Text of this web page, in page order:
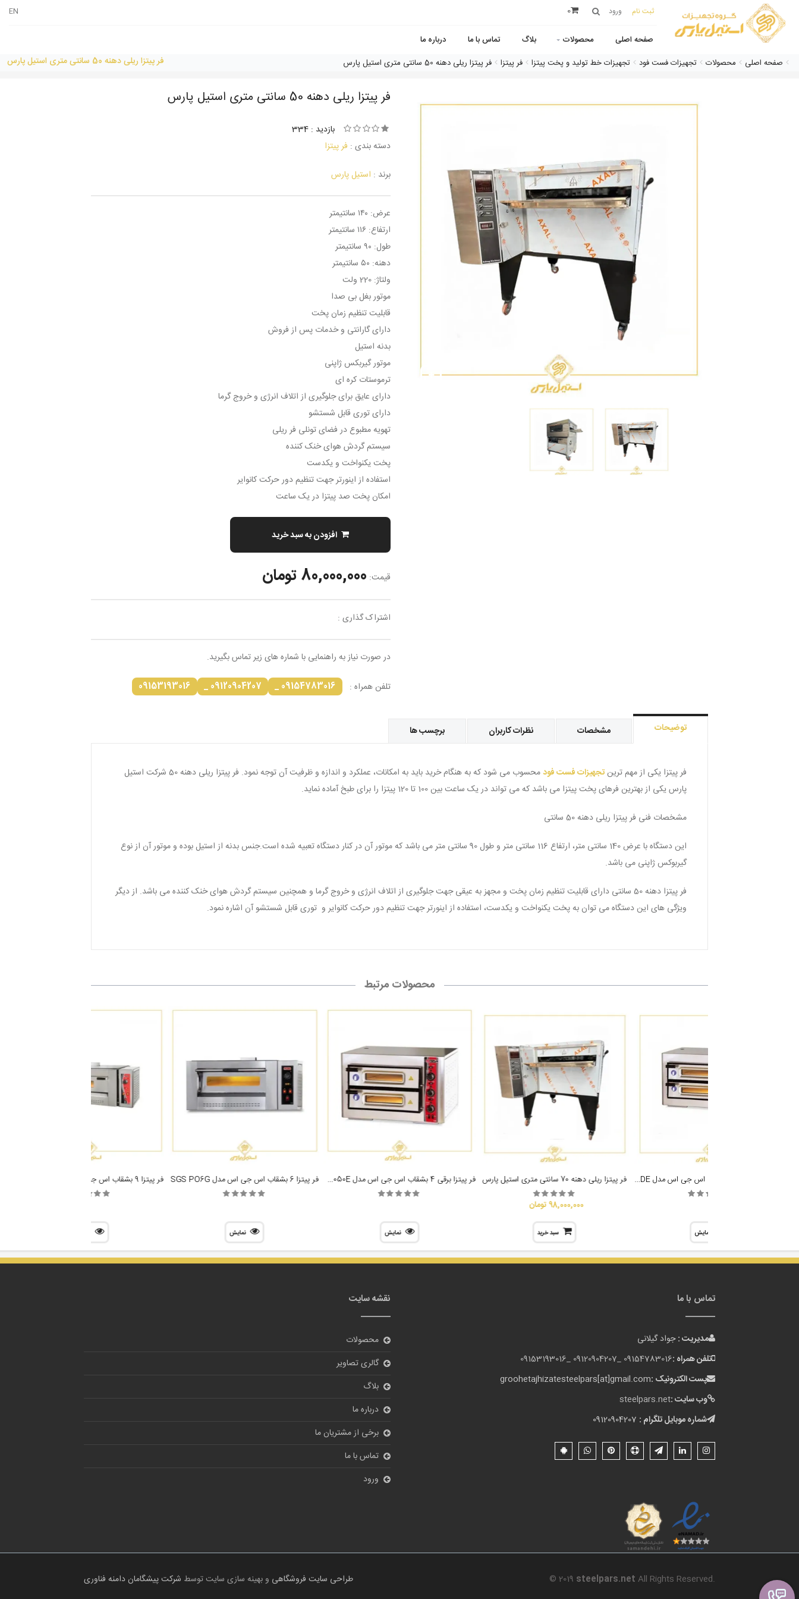
ثبت نام ورود 0
EN
صفحه اصلی محصولات بلاگ تماس با ما
درباره ما
صفحه اصلی
محصولات تجهیزات فست فود تجهیزات خط تولید و پخت پیتزا فر پیتزا فر پیتزا ریلی دهنه 50 سانتی متری استیل پارس فر پیتزا ریلی دهنه 50 سانتی متری استیل پارس
فر پیتزا ریلی دهنه 50 سانتی متری استیل پارس
بازدید : 334
دسته بندی : فر پیتزا
برند : استیل پارس
عرض: ۱۴۰ سانتیمتر
ارتفاع: ۱۱۶ سانتیمتر
طول: ۹۰ سانتیمتر
دهنه: ۵۰ سانتیمتر
ولتاژ: 220 ولت
موتور بغل بی صدا
قابلیت تنظیم زمان پخت
دارای گارانتی و خدمات پس از فروش
بدنه استیل
موتور گیربکس ژاپنی
ترموستات کره ای
دارای عایق برای جلوگیری از اتلاف انرژی و خروج گرما
دارای توری قابل شستشو
تهویه مطبوع در فضای تونلی فر ریلی
سیستم گردش هوای خنک کننده
پخت یکنواخت و یکدست
استفاده از اینورتر جهت تنظیم دور حرکت کانوایر
امکان پخت صد پیتزا در یک ساعت
افزودن به سبد خرید
قیمت: 80,000,000 تومان
اشتراک گذاری :
در صورت نیاز به راهنمایی با شماره های زیر تماس بگیرید.
تلفن همراه : 09154783016 _
09120904207 _
09153193016
توضیحات مشخصات نظرات کاربران برچسب ها
فر پیتزا یکی از مهم ترینتجهیزات فست فود
محسوب می شود که به هنگام خرید باید به امکانات، عملکرد و اندازه و ظرفیت آن توجه نمود. فر پیتزا ریلی دهنه 50 شرکت استیل
پارس یکی از بهترین فرهای پخت پیتزا می باشد که می تواند در یک ساعت بین 100 تا 120 پیتزا را برای طبخ آماده نماید.
مشخصات فنی فر پیتزا ریلی دهنه 50 سانتی
این دستگاه با عرض 140 سانتی متر، ارتفاع 116 سانتی متر و طول 90 سانتی متر می باشد که موتور آن در کنار دستگاه تعبیه شده است.جنس بدنه از استیل بوده و موتور آن از نوع
گیربوکس ژاپنی می باشد.
فر پیتزا دهنه 50 سانتی دارای قابلیت تنظیم زمان پخت و مجهز به عیقی جهت جلوگیری از اتلاف انرژی و خروج گرما و همچنین سیستم گردش هوای خنک کننده می باشد. از دیگر
ویژگی های این دستگاه می توان به پخت یکنواخت و یکدست، استفاده از اینورتر جهت تنظیم دور حرکت کانوایر و توری قابل شستشو آن اشاره نمود.
محصولات مرتبط
فر پیتزا دو طبقه 8 بشقاب اس جی اس مدل SGS 6262DE
نمایش
فر پیتزا ریلی دهنه 70 سانتی متری استیل پارس
98,000,000 تومان
سبد خرید
فر پیتزا برقی 4 بشقاب اس جی اس مدل SGS 5050E
نمایش
فر پیتزا 6 بشقاب اس جی اس مدل SGS PO6G
نمایش
فر پیتزا 9 بشقاب اس جی اس مدل SGS PO9G
تماس با ما
مدیریت :جواد گیلانی
تلفن همراه :09154783016 _
09120904207 _
09153193016
پست الکترونیک :groohetajhizatesteelpars[at]gmail.com
وب سایت :steelpars.net
شماره موبایل تلگرام :
نقشه سایت
محصولات
گالری تصاویر
بلاگ
درباره ما
برخی از مشتریان ما
تماس با ما
ورود
© 2019 steelpars.net All Rights Reserved. طراحی سایت فروشگاهی و بهینه سازی سایت توسط شرکت پیشگامان دامنه فناوری